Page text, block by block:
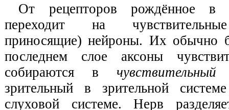
От рецепторов рождённое в
переходит на
приносящие) нейроны. Их обычно
последнем слое аксоны
собираются в чувствительный
зрительный в зрительной
слуховой системе. Нерв